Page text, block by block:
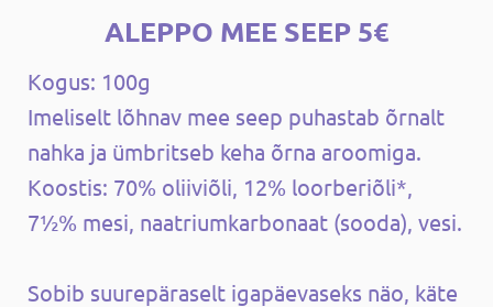
ALEPPO MEE SEEP 5€
Kogus: 100g
Imeliselt lõhnav mee seep puhastab õrnalt
nahka ja ümbritseb keha õrna aroomiga.
Koostis: 70% oliiviõli, 12% loorberiõli*,
7½% mesi, naatriumkarbonaat (sooda), vesi.
Sobib suurepäraselt igapäevaseks näo, käte